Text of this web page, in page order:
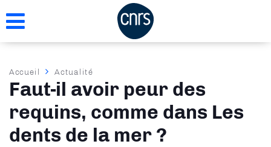
au
Fil
d'Ariane
Accueil Actualité
Faut-il avoir peur des
requins, comme dans Les
dents de la mer ?